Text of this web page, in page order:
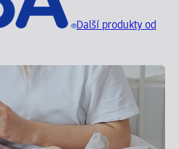
Další produkty od